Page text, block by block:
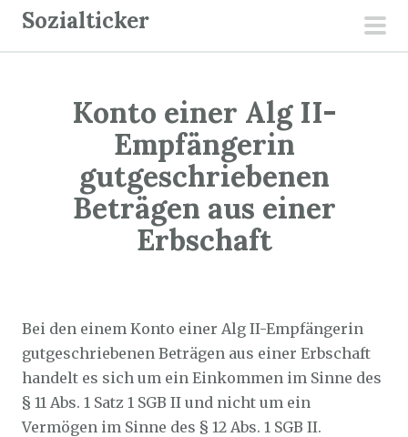
Sozialticker
Konto einer Alg II-
Empfängerin
gutgeschriebenen
Beträgen aus einer
Erbschaft
Bei den einem Konto einer Alg II-Empfängerin
gutgeschriebenen Beträgen aus einer Erbschaft
handelt es sich um ein Einkommen im Sinne des
§ 11 Abs. 1 Satz 1 SGB II und nicht um ein
Vermögen im Sinne des § 12 Abs. 1 SGB II.